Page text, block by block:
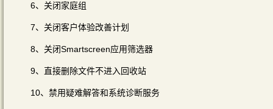
6、关闭家庭组
7、关闭客户体验改善计划
8、关闭Smartscreen应用筛选器
9、直接删除文件不进入回收站
10、禁用疑难解答和系统诊断服务